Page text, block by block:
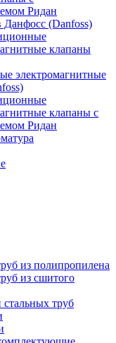
Ридан
(Danfoss)
клапаны
электромагнитные
клапаны с
Ридан
из полипропилена
из сшитого
труб